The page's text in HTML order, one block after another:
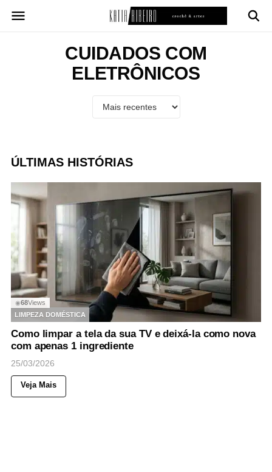
para
CUIDADOS COM
ELETRÔNICOS
ÚLTIMAS HISTÓRIAS
◉68Views
LIMPEZA DOMÉSTICA
Como limpar a tela da sua TV e deixá-la como nova
com apenas 1 ingrediente
25/03/2026
Veja Mais